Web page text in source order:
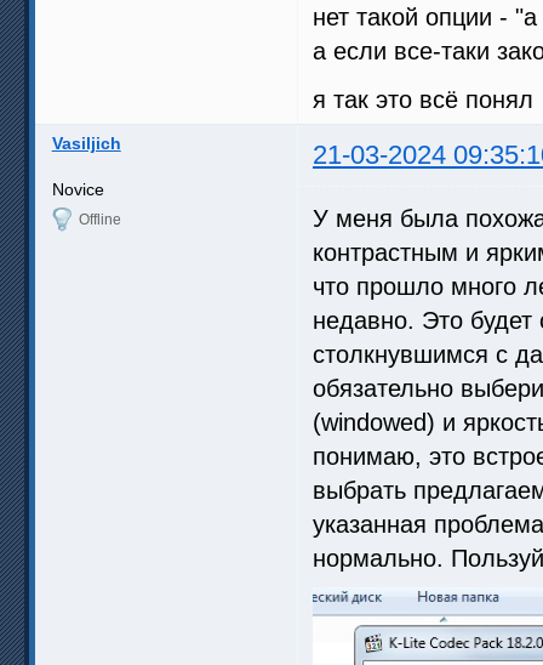
нет такой опции -
а если все-таки
я так это всё понял
Vasiljich 21-03-2024
Novice
Offline
У меня была
контрастным и
что прошло много
недавно. Это будет
столкнувшимся с
обязательно
(windowed) и
понимаю, это
выбрать
указанная
нормально.